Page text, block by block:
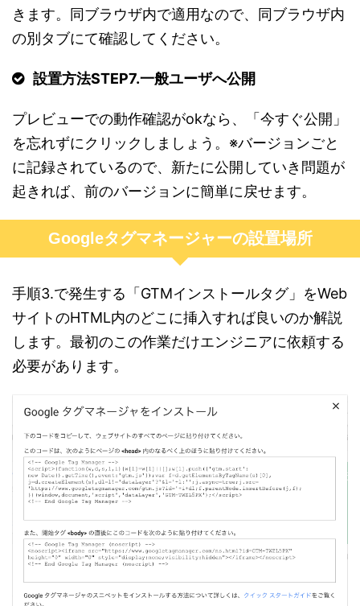
きます。同ブラウザ内で適用なので、同ブラウザ内
の別タブにて確認してください。
設置方法STEP7.一般ユーザへ公開
プレビューでの動作確認がokなら、「今すぐ公開」
を忘れずにクリックしましょう。※バージョンごと
に記録されているので、新たに公開していき問題が
起きれば、前のバージョンに簡単に戻せます。
Googleタグマネージャーの設置場所
手順3.で発生する「GTMインストールタグ」をWeb
サイトのHTML内のどこに挿入すれば良いのか解説
します。最初のこの作業だけエンジニアに依頼する
必要があります。